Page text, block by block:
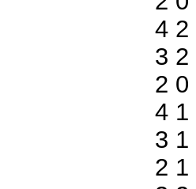
4 2
3 2
2 0
4 1
3 1
2 1